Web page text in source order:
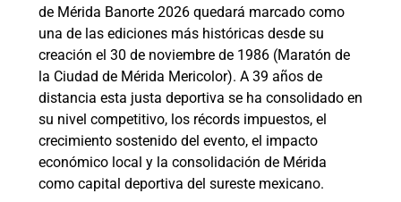
de Mérida Banorte 2026 quedará marcado como
una de las ediciones más históricas desde su
creación el 30 de noviembre de 1986 (Maratón de
la Ciudad de Mérida Mericolor). A 39 años de
distancia esta justa deportiva se ha consolidado en
su nivel competitivo, los récords impuestos, el
crecimiento sostenido del evento, el impacto
económico local y la consolidación de Mérida
como capital deportiva del sureste mexicano.